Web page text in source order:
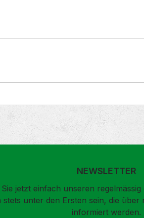
NEWSLETTER
jetzt einfach unseren
stets unter den Ersten sein, die
informiert werden.